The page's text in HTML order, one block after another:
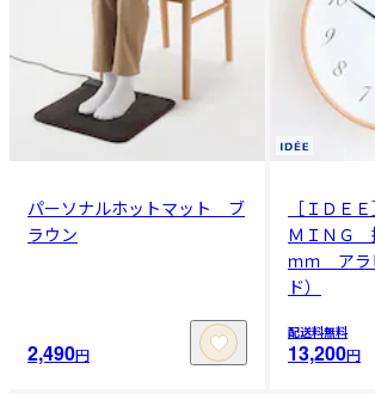
パーソナルホットマット ブ
ラウン
2,490円
［ＩＤＥ
ＭＩＮＧ
ｍｍ アラ
ド）
配送料無料
13,200円